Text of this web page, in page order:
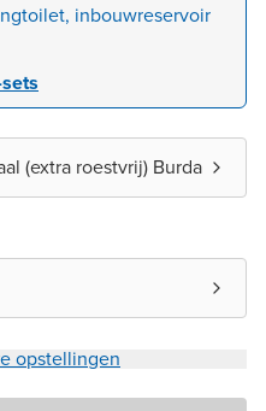
inbouwreservoir
(extra roestvrij) Burda
opstellingen